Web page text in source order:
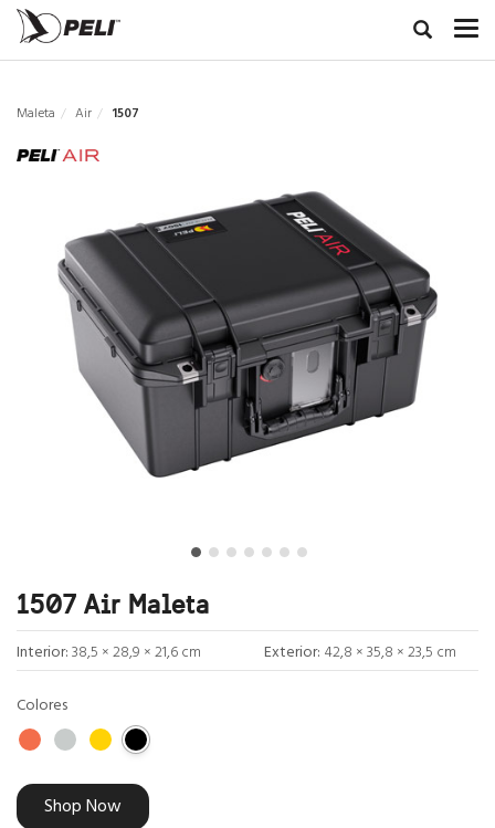
Maleta Air 1507
1507 Air Maleta
Interior:38,5 × 28,9 × 21,6 cm Exterior: 42,8 × 35,8 × 23,5 cm
Colores
Shop Now